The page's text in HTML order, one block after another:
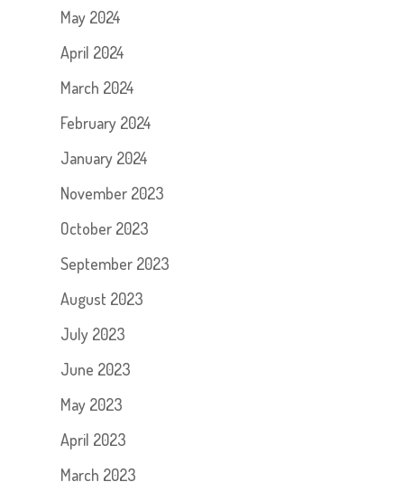
May 2024
April 2024
March 2024
February 2024
January 2024
November 2023
October 2023
September 2023
August 2023
July 2023
June 2023
May 2023
April 2023
March 2023